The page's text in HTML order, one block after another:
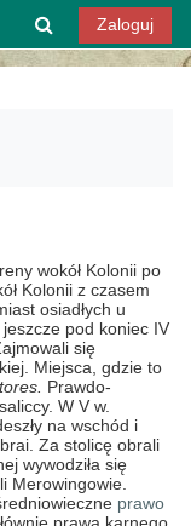
Przełącznik
Zaloguj
wokół Kolonii po
Kolonii z czasem
osiadłych u
pod koniec IV
się
Miejsca, gdzie to
Prawdo-
W V w.
na wschód i
Za stolicę obrali
wywodziła się
Merowingowie.
prawo